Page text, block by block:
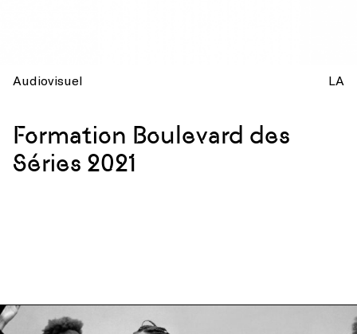
Audiovisuel LA
Formation Boulevard des
Séries 2021